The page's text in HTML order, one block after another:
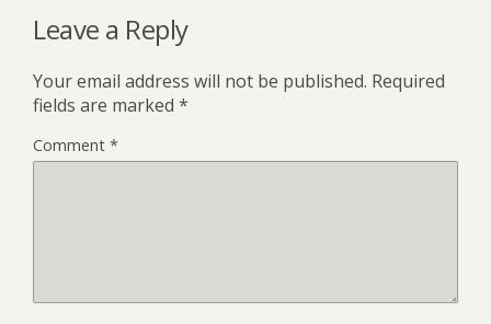
Leave a Reply
Your email address will not be published. Required
fields are marked *
Comment *